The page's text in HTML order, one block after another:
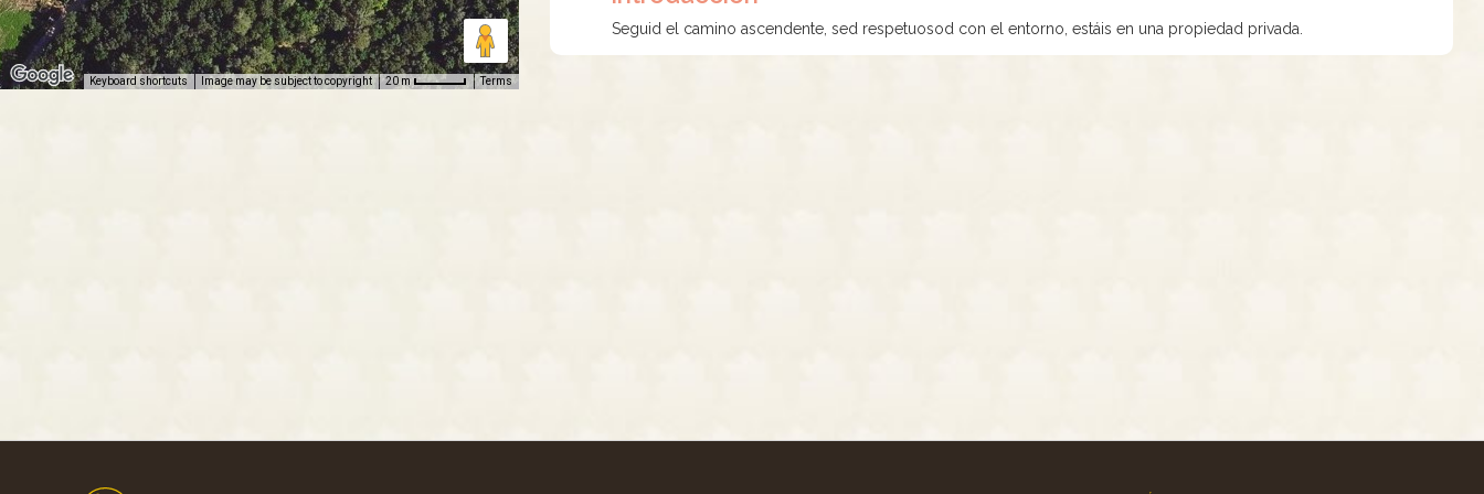
Keyboard shortcuts Image may be subject to copyright 20 m Terms
Seguid el camino ascendente, sed respetuosod con el entorno, estáis en una propiedad privada.